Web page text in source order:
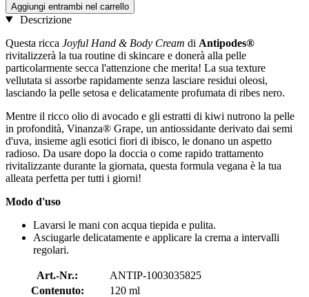
Aggiungi entrambi nel carrello
Descrizione
Questa ricca Joyful Hand & Body Cream di Antipodes®
rivitalizzerà la tua routine di skincare e donerà alla pelle
particolarmente secca l'attenzione che merita! La sua texture
vellutata si assorbe rapidamente senza lasciare residui oleosi,
lasciando la pelle setosa e delicatamente profumata di ribes nero.
Mentre il ricco olio di avocado e gli estratti di kiwi nutrono la pelle
in profondità, Vinanza® Grape, un antiossidante derivato dai semi
d'uva, insieme agli esotici fiori di ibisco, le donano un aspetto
radioso. Da usare dopo la doccia o come rapido trattamento
rivitalizzante durante la giornata, questa formula vegana è la tua
alleata perfetta per tutti i giorni!
Modo d'uso
Lavarsi le mani con acqua tiepida e pulita.
Asciugarle delicatamente e applicare la crema a intervalli
regolari.
Art.-Nr.:
ANTIP-1003035825
Contenuto:
120 ml